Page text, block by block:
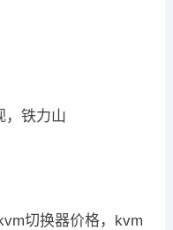
，铁力山
切换器价格，kvm